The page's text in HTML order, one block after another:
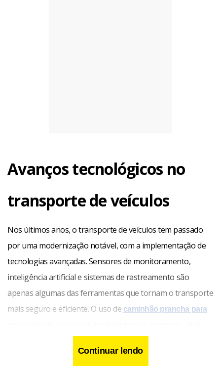
Avanços tecnológicos no
transporte de veículos
Nos últimos anos, o transporte de veículos tem passado
por uma modernização notável, com a implementação de
tecnologias avançadas. Sensores de monitoramento,
inteligência artificial e sistemas de rastreamento são
apenas algumas das ferramentas que tornam o transporte
mais seguro e eficiente. O uso de caminhão prancha para
oferecendo uma solução robusta e adaptável.
Continuar lendo